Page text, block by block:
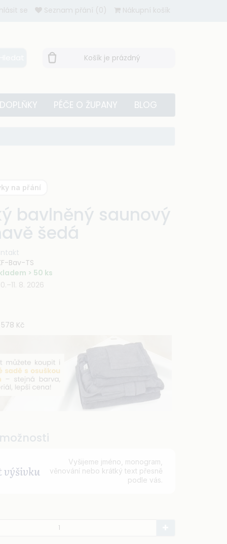
se Seznam přání (0) Nákupní košík
Košík je prázdný
PÉČE O ŽUPANY BLOG
na přání
bavlněný saunový
šedá
Bav-TS
> 50 ks
8. 2026
Kč
výšivku
Vyšijeme jméno, monogram,
věnování nebo krátký text přesně
podle vás.